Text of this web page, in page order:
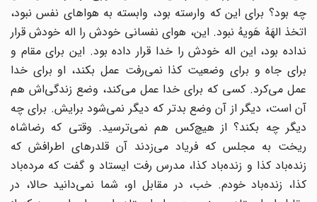
چه بود؟ برای این که وارسته بود، وابسته به هواهای نفس نبود،
اتخذ الهَهُ هَویهُ نبود. این، هوای نفسانی خودش را اله خودش قرار
نداده بود، این اله خودش را خدا قرار داده بود. این برای مقام و
برای جاه و برای وضعیت کذا نمی‌رفت عمل بکند، او برای‌ خدا
عمل می‌کرد. کسی که برای خدا عمل می‌کند، وضع زندگی‌اش هم
آن است، دیگر از آن وضع بدتر که دیگر نمی‌شود برایش. برای چه
دیگر چه بکند؟ از هیچ‌کس هم نمی‌ترسید. وقتی که رضاشاه
ریخت به مجلس که فریاد می‌زدند آن قلدرهای اطرافش که
زنده‌باد کذا و زنده‌باد کذا، مدرس رفت ایستاد و گفت که مرده‌باد
کذا، زنده‌باد خودم. خب، در مقابل او، شما نمی‌دانید حالا، در